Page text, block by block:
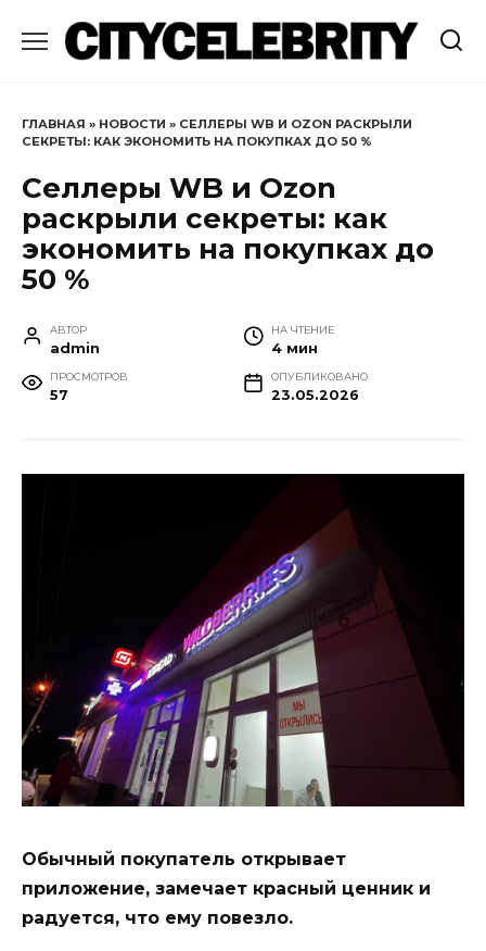
содержанию
ГЛАВНАЯ » НОВОСТИ » СЕЛЛЕРЫ WB И OZON РАСКРЫЛИ
СЕКРЕТЫ: КАК ЭКОНОМИТЬ НА ПОКУПКАХ ДО 50 %
Селлеры WB и Ozon
раскрыли секреты: как
экономить на покупках до
50 %
АВТОР
admin
НА ЧТЕНИЕ
4 мин
ПРОСМОТРОВ
57
ОПУБЛИКОВАНО
23.05.2026
Обычный покупатель открывает
приложение, замечает красный ценник и
радуется, что ему повезло.